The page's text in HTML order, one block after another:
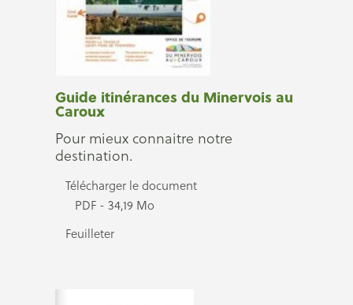
Guide itinérances du Minervois au
Caroux
Pour mieux connaitre notre
destination.
Télécharger le document
PDF - 34,19 Mo
Feuilleter